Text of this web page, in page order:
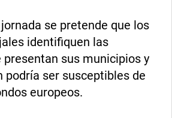
se pretende que los
identifiquen las
presentan sus municipios y
podría ser susceptibles de
europeos.